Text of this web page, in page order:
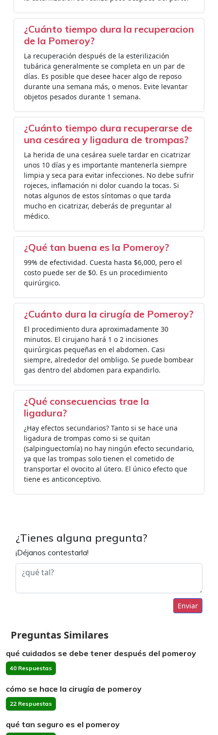
¿Cuánto tiempo dura la recuperacion
de la Pomeroy?
La recuperación después de la esterilización
tubárica generalmente se completa en un par de
días. Es posible que desee hacer algo de reposo
durante una semana más, o menos. Evite levantar
objetos pesados durante 1 semana.
¿Cuánto tiempo dura recuperarse de
una cesárea y ligadura de trompas?
La herida de una cesárea suele tardar en cicatrizar
unos 10 días y es importante mantenerla siempre
limpia y seca para evitar infecciones. No debe sufrir
rojeces, inflamación ni dolor cuando la tocas. Si
notas algunos de estos síntomas o que tarda
mucho en cicatrizar, deberás de preguntar al
médico.
¿Qué tan buena es la Pomeroy?
99% de efectividad. Cuesta hasta $6,000, pero el
costo puede ser de $0. Es un procedimiento
quirúrgico.
¿Cuánto dura la cirugía de Pomeroy?
El procedimiento dura aproximadamente 30
minutos. El cirujano hará 1 o 2 incisiones
quirúrgicas pequeñas en el abdomen. Casi
siempre, alrededor del ombligo. Se puede bombear
gas dentro del abdomen para expandirlo.
¿Qué consecuencias trae la
ligadura?
¿Hay efectos secundarios? Tanto si se hace una
ligadura de trompas como si se quitan
(salpinguectomía) no hay ningún efecto secundario,
ya que las trompas solo tienen el cometido de
transportar el ovocito al útero. El único efecto que
tiene es anticonceptivo.
¿Tienes alguna pregunta?
¡Déjanos contestarla!
Enviar
Preguntas Similares
qué cuidados se debe tener después del pomeroy
40 Respuestas
cómo se hace la cirugía de pomeroy
22 Respuestas
qué tan seguro es el pomeroy